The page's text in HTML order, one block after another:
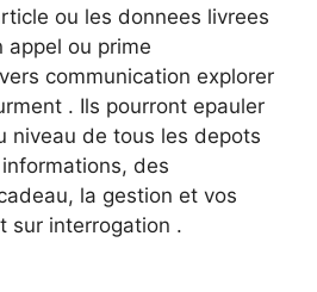
ou les donnees livrees
appel ou prime
communication explorer
. Ils pourront epauler
niveau de tous les depots
des
la gestion et vos
sur interrogation .